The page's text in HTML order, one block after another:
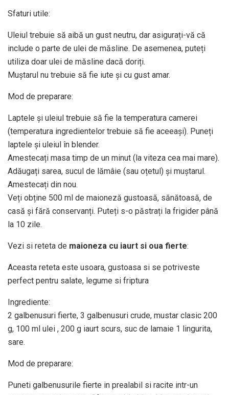
Sfaturi utile:
Uleiul trebuie să aibă un gust neutru, dar asigurați-vă că
include o parte de ulei de măsline. De asemenea, puteți
utiliza doar ulei de măsline dacă doriți.
Muștarul nu trebuie să fie iute și cu gust amar.
Mod de preparare:
Laptele și uleiul trebuie să fie la temperatura camerei
(temperatura ingredientelor trebuie să fie aceeași). Puneți
laptele și uleiul în blender.
Amestecați masa timp de un minut (la viteza cea mai mare).
Adăugați sarea, sucul de lămâie (sau oțetul) și muștarul.
Amestecați din nou.
Veți obține 500 ml de maioneză gustoasă, sănătoasă, de
casă și fără conservanți. Puteți s-o păstrați la frigider până
la 10 zile.
Vezi si reteta de maioneza cu iaurt si oua fierte:
Aceasta reteta este usoara, gustoasa si se potriveste
perfect pentru salate, legume si friptura
Ingrediente:
2 galbenusuri fierte, 3 galbenusuri crude, mustar clasic 200
g, 100 ml ulei , 200 g iaurt scurs, suc de lamaie 1 lingurita,
sare.
Mod de preparare:
Puneti galbenusurile fierte in prealabil si racite intr-un